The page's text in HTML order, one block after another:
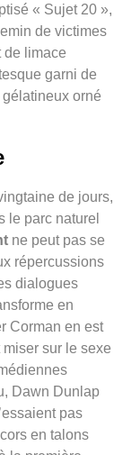
« Sujet 20 »,
de victimes
de limace
garni de
orné
de jours,
le parc naturel
ne peut pas se
répercussions
dialogues
en
Corman en est
sur le sexe
Dawn Dunlap
pas
en talons